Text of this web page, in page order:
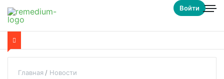
Войти
Главная Новости